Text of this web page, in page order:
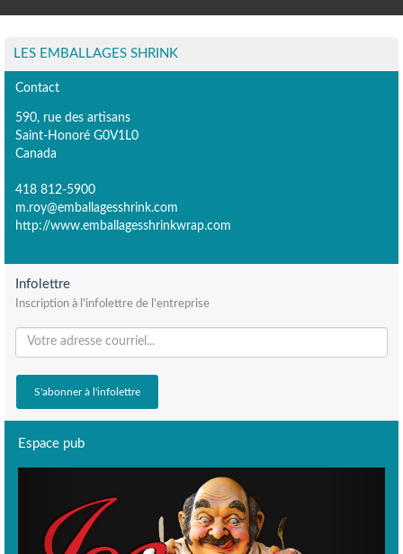
LES EMBALLAGES SHRINK
Contact
590, rue des artisans
Saint-Honoré G0V1L0
Canada
418 812-5900
m.roy@emballagesshrink.com
http://www.emballagesshrinkwrap.com
Infolettre
Inscription à l'infolettre de l'entreprise
Espace pub